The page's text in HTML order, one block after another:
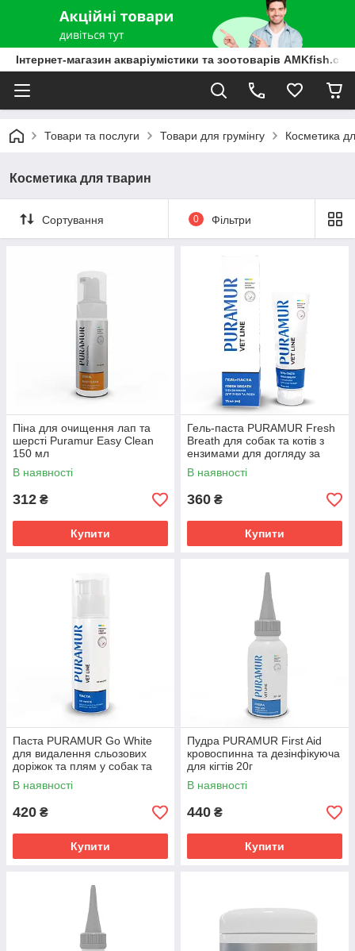
Інтернет-магазин акваріумістики та зоотоварів AMKfish.com
Товари та послуги Товари для грумінгу Косметика
Косметика для тварин
Сортування 0 Фільтри
Піна для очищення лап та
шерсті Puramur Easy Clean
150 мл
В наявності
312 ₴
Купити
Гель-паста PURAMUR Fresh
Breath для собак та котів з
ензимами для догляду за
зубами та яснами 75 мл
В наявності
360 ₴
Купити
Паста PURAMUR Go White
для видалення сльозових
доріжок та плям у собак та
котів 50 мл
В наявності
420 ₴
Купити
Пудра PURAMUR First Aid
кровоспинна та дезінфікуюча
для кігтів 20г
В наявності
440 ₴
Купити